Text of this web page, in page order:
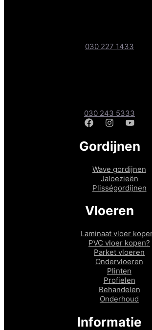
030 227 1433
030 243 5333
Gordijnen
Wave gordijnen
Jaloezieën
Plisségordijnen
Vloeren
Laminaat vloer
PVC vloer kopen?
Parket vloeren
Ondervloeren
Plinten
Profielen
Behandelen
Onderhoud
Informatie